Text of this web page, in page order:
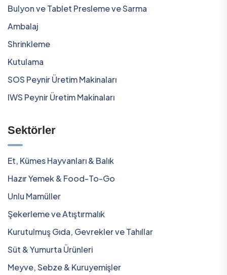
Bulyon ve Tablet Presleme ve Sarma
Ambalaj
Shrinkleme
Kutulama
SOS Peynir Üretim Makinaları
IWS Peynir Üretim Makinaları
Sektörler
Et, Kümes Hayvanları & Balık
Hazır Yemek & Food-To-Go
Unlu Mamüller
Şekerleme ve Atıştırmalık
Kurutulmuş Gıda, Gevrekler ve Tahıllar
Süt & Yumurta Ürünleri
Meyve, Sebze & Kuruyemişler